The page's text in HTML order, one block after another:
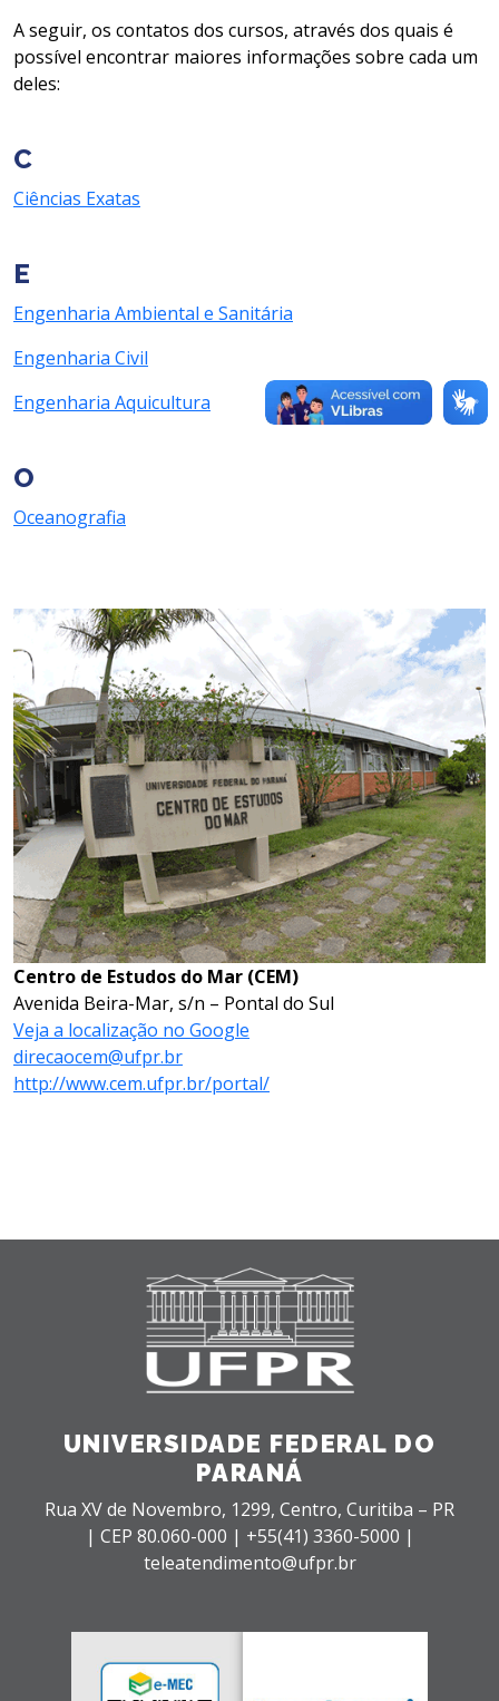
A seguir, os contatos dos cursos, através dos quais é
possível encontrar maiores informações sobre cada um
deles:
C
Ciências Exatas
E
Engenharia Ambiental e Sanitária
Engenharia Civil
Engenharia Aquicultura
O
Oceanografia
Centro de Estudos do Mar (CEM)
Avenida Beira-Mar, s/n – Pontal do Sul
Veja a localização no Google
direcaocem@ufpr.br
http://www.cem.ufpr.br/portal/
UNIVERSIDADE FEDERAL DO
PARANÁ
Rua XV de Novembro, 1299, Centro, Curitiba – PR
| CEP 80.060-000 | +55(41) 3360-5000 |
teleatendimento@ufpr.br